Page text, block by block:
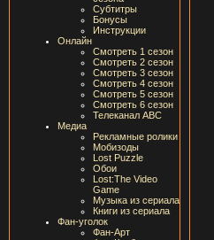
Субтитры
Бонусы
Инструкции
Онлайн
Смотреть 1 сезон
Смотреть 2 сезон
Смотреть 3 сезон
Смотреть 4 сезон
Смотреть 5 сезон
Смотреть 6 сезон
Телеканал ABC
Медиа
Рекламные ролики
Мобизоды
Lost Puzzle
Обои
Lost:The Video
Game
Музыка из сериала
Книги из сериала
Фан-уголок
Фан-Арт